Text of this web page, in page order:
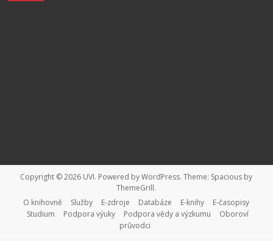
Copyright © 2026 UVI. Powered byWordPress. Theme: Spacious by
ThemeGrill.
O knihovně
Služby E-zdroje Databáze E-knihy
E-časopisy
Studium
Podpora výuky Podpora vědy a výzkumu
Oboroví
průvodci